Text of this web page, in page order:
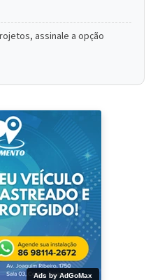
assinale a opção
Ads by AdGoMax